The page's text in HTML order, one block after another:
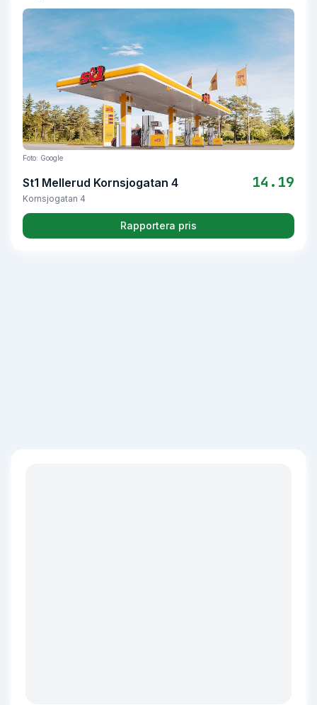
Foto: Google
St1 Mellerud Kornsjogatan 4 14.19
Kornsjogatan 4
Rapportera pris